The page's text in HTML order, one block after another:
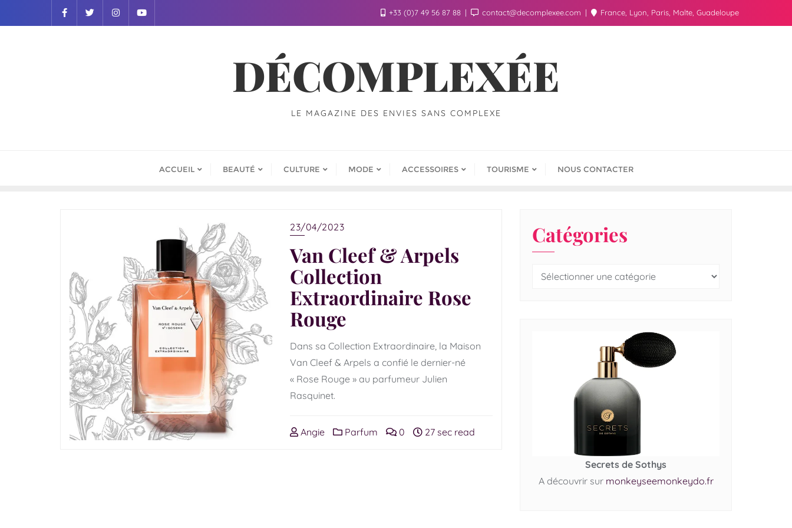
+33 (0)7 49 56 87 88 contact@decomplexee.com France, Lyon, Paris, Malte, Guadeloupe
DÉCOMPLEXÉE
LE MAGAZINE DES ENVIES SANS COMPLEXE
ACCUEIL BEAUTÉ CULTURE MODE ACCESSOIRES TOURISME NOUS CONTACTER
23/04/2023
Van Cleef & Arpels
Collection
Extraordinaire Rose
Rouge
Dans sa Collection Extraordinaire, la Maison
Van Cleef & Arpels a confié le dernier-né
« Rose Rouge » au parfumeur Julien
Rasquinet.
Angie Parfum 0 27 sec read
Catégories
Secrets de Sothys
A découvrir sur monkeyseemonkeydo.fr